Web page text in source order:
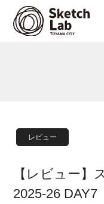
【レビュー】
2025-26 DAY7
レビュー